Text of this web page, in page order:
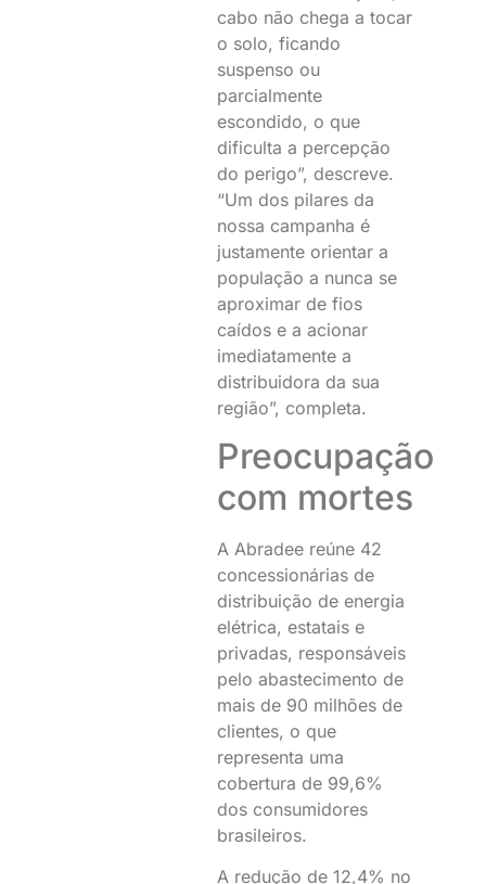
cabo não chega a tocar
o solo, ficando
suspenso ou
parcialmente
escondido, o que
dificulta a percepção
do perigo”, descreve.
“Um dos pilares da
nossa campanha é
justamente orientar a
população a nunca se
aproximar de fios
caídos e a acionar
imediatamente a
distribuidora da sua
região”, completa.
Preocupação
com mortes
A Abradee reúne 42
concessionárias de
distribuição de energia
elétrica, estatais e
privadas, responsáveis
pelo abastecimento de
mais de 90 milhões de
clientes, o que
representa uma
cobertura de 99,6%
dos consumidores
brasileiros.
A redução de 12,4% no